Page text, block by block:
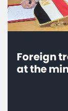
Foreign
at the